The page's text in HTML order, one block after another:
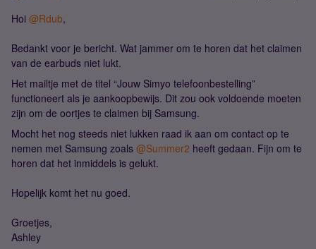
Hoi @Rdub,
Bedankt voor je bericht. Wat jammer om te horen dat het claimen
van de earbuds niet lukt.
Het mailtje met de titel “Jouw Simyo telefoonbestelling”
functioneert als je aankoopbewijs. Dit zou ook voldoende moeten
zijn om de oortjes te claimen bij Samsung.
Mocht het nog steeds niet lukken raad ik aan om contact op te
nemen met Samsung zoals @Summer2 heeft gedaan. Fijn om te
horen dat het inmiddels is gelukt.
Hopelijk komt het nu goed.
Groetjes,
Ashley